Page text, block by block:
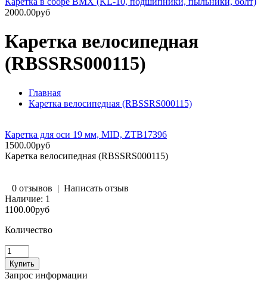
2000.00руб
Каретка велосипедная
(RBSSRS000115)
Главная
Каретка велосипедная (RBSSRS000115)
Каретка для оси 19 мм, MID, ZTB17396
1500.00руб
Каретка велосипедная (RBSSRS000115)
0 отзывов | Написать отзыв
Наличие: 1
1100.00руб
Количество
Запрос информации